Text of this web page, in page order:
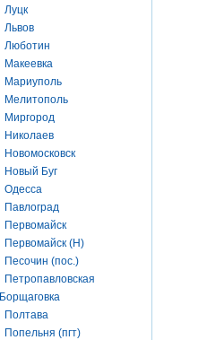
Луцк
Львов
Люботин
Макеевка
Мариуполь
Мелитополь
Миргород
Николаев
Новомосковск
Новый Буг
Одесса
Павлоград
Первомайск
Первомайск (Н)
Песочин (пос.)
Петропавловская
Борщаговка
Полтава
Попельня (пгт)